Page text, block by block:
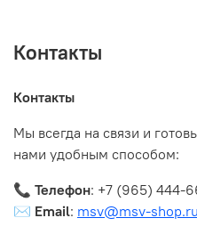
Контакты
Контакты
Мы всегда на связи и
нами удобным способом:
📞 Телефон: +7 (965) 444-
✉️ Email: msv@msv-shop.ru